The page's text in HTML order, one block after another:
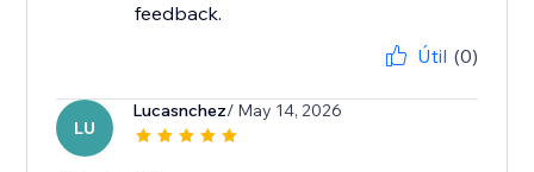
feedback.
Útil (0)
LU
Lucasnchez/ May 14, 2026